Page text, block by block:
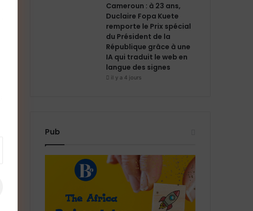
Cameroun : à 23 ans,
Duclaire Fopa Kuete
remporte le Prix spécial
du Président de la
République grâce à une
IA qui traduit le web en
langue des signes
il y a 4 jours
Pub